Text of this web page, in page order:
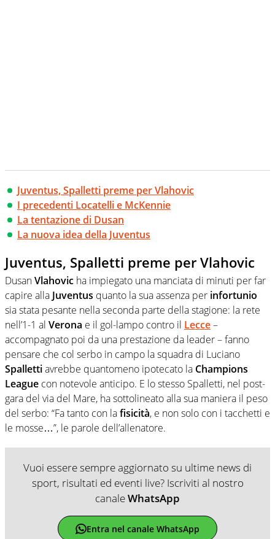
Juventus, Spalletti preme per Vlahovic
I precedenti Locatelli e McKennie
La tentazione di Dusan
La nuova idea della Juventus
Juventus, Spalletti preme per Vlahovic
DusanVlahovic ha impiegato una manciata di minuti per far
capire alla Juventus quanto la sua assenza per infortunio
sia stata pesante nella seconda parte della stagione: la rete
nell’1-1 al Verona e il gol-lampo contro il Lecce–
accompagnato poi da una prestazione da leader – fanno
pensare che col serbo in campo la squadra di Luciano
Spallettiavrebbe quantomeno ipotecato la Champions
League con notevole anticipo. E lo stesso Spalletti, nel post-
gara del via del Mare, ha sottolineato alla sua maniera il peso
del serbo: “Fa tanto con lafisicità, e non solo con i tacchetti e
le mosse…”, le parole dell’allenatore.
Vuoi essere sempre aggiornato su ultime news di
sport, risultati ed eventi live? Iscriviti al nostro
canaleWhatsApp
Entra nel canale WhatsApp